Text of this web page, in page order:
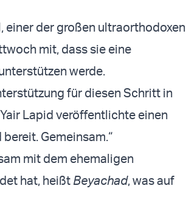
einer der großen ultraorthodoxen
mit, dass sie eine
werde.
für diesen Schritt in
Lapid veröffentlichte einen
Gemeinsam.“
mit dem ehemaligen
hat, heißt Beyachad, was auf